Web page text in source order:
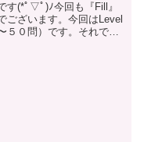
す(*ﾟ▽ﾟ)ﾉ今回も『Fill』
ございます。今回はLevel
５０問）です。それでは